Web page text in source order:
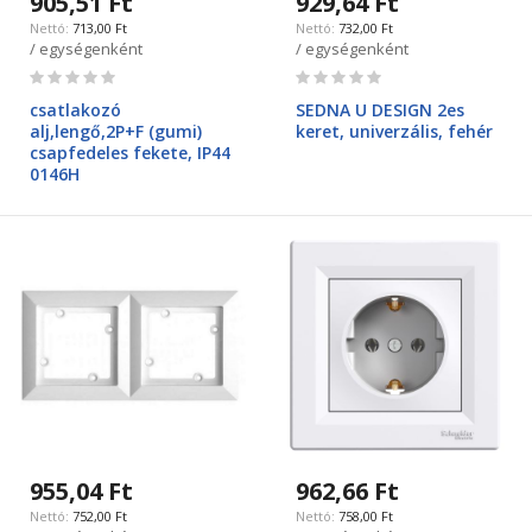
713,00 Ft
/ egységenként
Rating:
csatlakozó
alj,lengő,2P+F (gumi)
csapfedeles fekete, IP44
0146H
732,00 Ft
/ egységenként
Rating:
SEDNA U DESIGN 2es
keret, univerzális, fehér
955,04 Ft
752,00 Ft
962,66 Ft
758,00 Ft